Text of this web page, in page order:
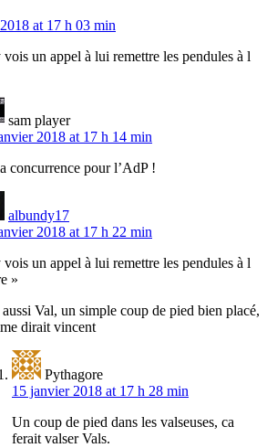
at 17 h 03 min
un appel à lui remettre les pendules à l
sam player
2018 at 17 h 14 min
concurrence pour l’AdP !
albundy17
2018 at 17 h 22 min
vois un appel à lui remettre les pendules à l
»
Val, un simple coup de pied bien placé,
dirait vincent
Pythagore
15 janvier 2018 at 17 h 28 min
Un coup de pied dans les valseuses, ca
ferait valser Vals.